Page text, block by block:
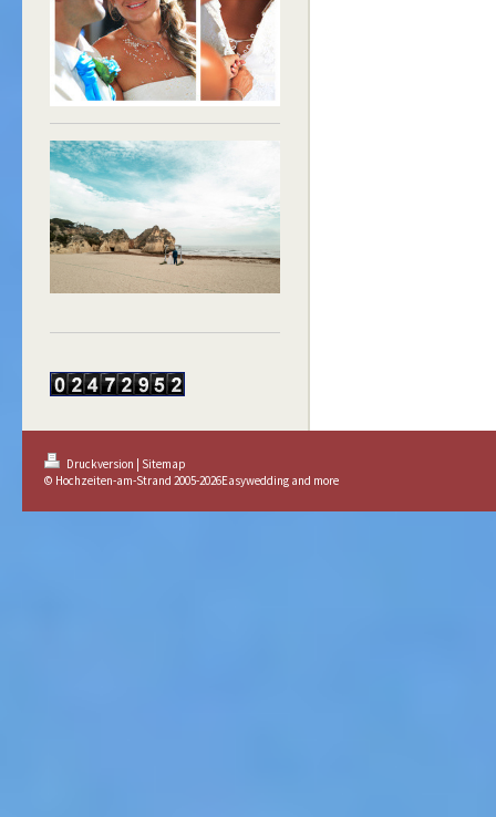
Druckversion
Sitemap
© Hochzeiten-am-Strand 2005-2026Easywedding and more